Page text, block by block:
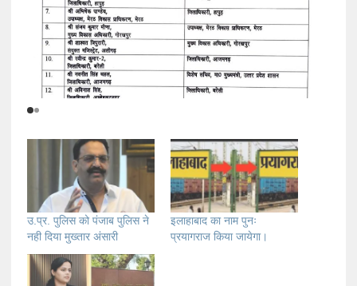
उ.प्र. पुलिस को पंजाब पुलिस ने
नही दिया मुख्तार अंसारी
इलाहाबाद का नाम पुनः
प्रयागराज किया जायेगा।